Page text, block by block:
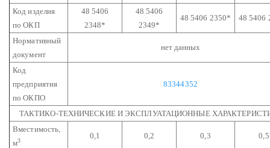
Код изделия
по ОКП
48 5406
2348*
48 5406
2349*
48 5406 2350* 48 5406
Нормативный
документ
нет данных
Код
предприятия
по ОКПО
83344352
ТАКТИКО-ТЕХНИЧЕСКИЕ И ЭКСПЛУАТАЦИОННЫЕ
Вместимость,
м3
0,1 0,2 0,3 0,5